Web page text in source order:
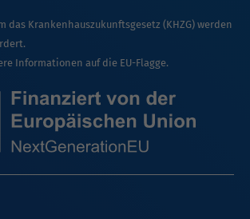
das Krankenhauszukunftsgesetz (KHZG) werden
Informationen auf die EU-Flagge.